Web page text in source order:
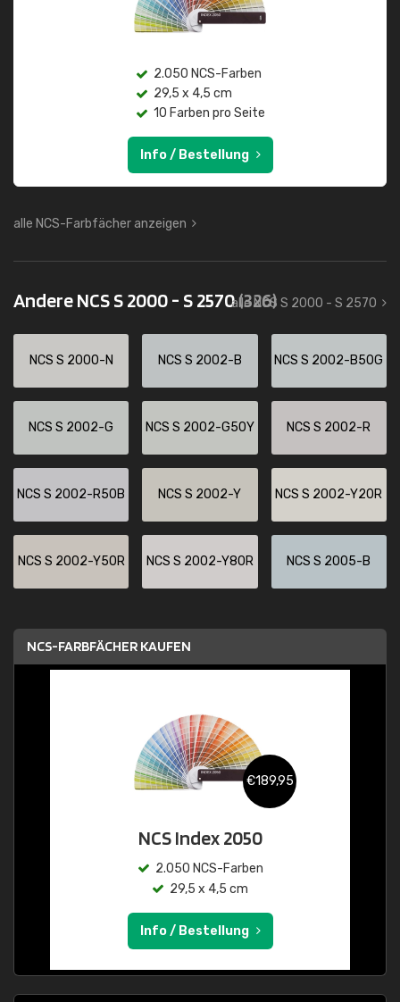
2.050 NCS-Farben
29,5 x 4,5 cm
10 Farben pro Seite
Info / Bestellung
alle NCS-Farbfächer anzeigen
Andere NCS S 2000 - S 2570(326)
alle NCS S 2000 - S 2570
NCS S 2000-N NCS S 2002-B NCS S 2002-B50G
NCS S 2002-G NCS S 2002-G50Y NCS S 2002-R
NCS S 2002-R50B NCS S 2002-Y NCS S 2002-Y20R
NCS S 2002-Y50R NCS S 2002-Y80R NCS S 2005-B
NCS-FARBFÄCHER KAUFEN
€189,95
NCS Index 2050
2.050 NCS-Farben
29,5 x 4,5 cm
Info / Bestellung